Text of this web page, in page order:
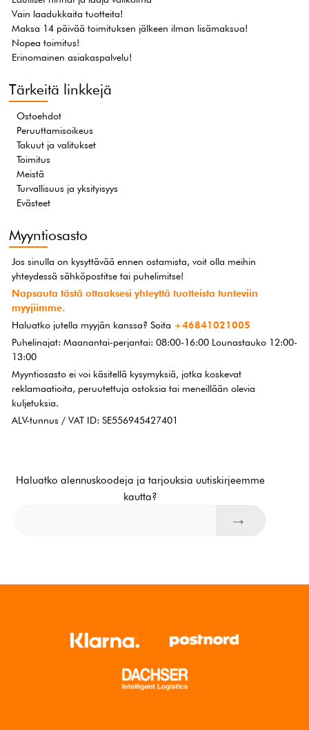
Vain laadukkaita tuotteita!
Maksa 14 päivää toimituksen jälkeen ilman lisämaksua!
Nopea toimitus!
Erinomainen asiakaspalvelu!
Tärkeitä linkkejä
Ostoehdot
Peruuttamisoikeus
Takuut ja valitukset
Toimitus
Meistä
Turvallisuus ja yksityisyys
Evästeet
Myyntiosasto
Jos sinulla on kysyttävää ennen ostamista, voit olla meihin
yhteydessä sähköpostitse tai puhelimitse!
Napsauta tästä ottaaksesi yhteyttä tuotteista tunteviin
myyjiimme.
Haluatko jutella myyjän kanssa? Soita +46841021005
Puhelinajat: Maanantai-perjantai: 08:00-16:00 Lounastauko 12:00-
13:00
Myyntiosasto ei voi käsitellä kysymyksiä, jotka koskevat
reklamaatioita, peruutettuja ostoksia tai meneillään olevia
kuljetuksia.
ALV-tunnus / VAT ID: SE556945427401
Haluatko alennuskoodeja ja tarjouksia uutiskirjeemme
kautta?